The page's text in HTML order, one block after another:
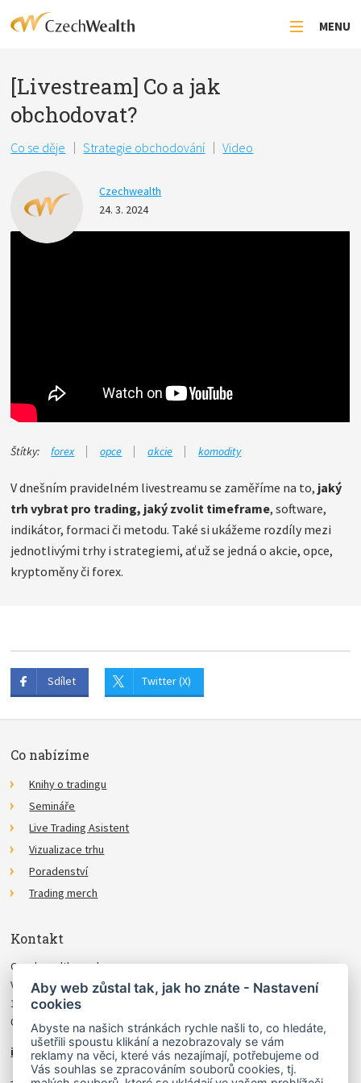
MENU
[Livestream] Co a jak
obchodovat?
Co se děje Strategie obchodování Video
Czechwealth
24. 3. 2024
Štítky: forex opce akcie komodity
V dnešním pravidelném livestreamu se zaměříme na to, jaký
trh vybrat pro trading, jaký zvolit timeframe, software,
indikátor, formaci či metodu. Také si ukážeme rozdíly mezi
jednotlivými trhy i strategiemi, ať už se jedná o akcie, opce,
kryptoměny či forex.
Sdílet Twitter (X)
Co nabízíme
Knihy o tradingu
Semináře
Live Trading Asistent
Vizualizace trhu
Poradenství
Trading merch
Kontakt
Czechwealth, spol. s r.o.
Višňová 4
140 00 Praha 4
Česká Republika
info@czechwealth.cz
Aby web zůstal tak, jak ho znáte - Nastavení
cookies
Abyste na našich stránkách rychle našli to, co hledáte,
ušetřili spoustu klikání a nezobrazovaly se vám
reklamy na věci, které vás nezajímají, potřebujeme od
Vás souhlas se zpracováním souborů cookies, tj.